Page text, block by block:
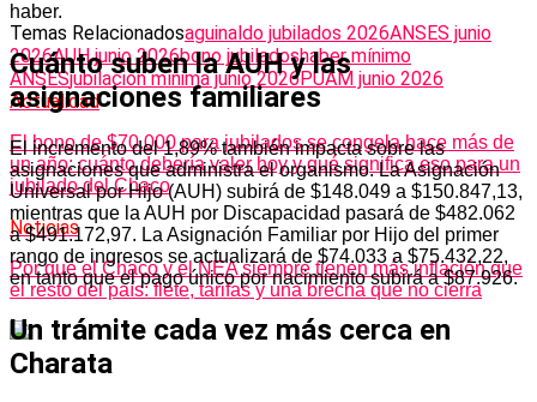
Temas Relacionadosaguinaldo jubilados 2026ANSES junio
2026AUH junio 2026bono jubiladoshaber mínimo
ANSESjubilación mínima junio 2026PUAM junio 2026
Actualidad
El bono de $70.000 para jubilados se congela hace más de
un año: cuánto debería valer hoy y qué significa eso para un
jubilado del Chaco
Noticias
Por qué el Chaco y el NEA siempre tienen más inflación que
el resto del país: flete, tarifas y una brecha que no cierra
haber.
Cuánto suben la AUH y las
asignaciones familiares
El incremento del 1,89% también impacta sobre las
asignaciones que administra el organismo. La Asignación
Universal por Hijo (AUH) subirá de $148.049 a $150.847,13,
mientras que la AUH por Discapacidad pasará de $482.062
a $491.172,97. La Asignación Familiar por Hijo del primer
rango de ingresos se actualizará de $74.033 a $75.432,22,
en tanto que el pago único por nacimiento subirá a $87.926.
Un trámite cada vez más cerca en
Charata